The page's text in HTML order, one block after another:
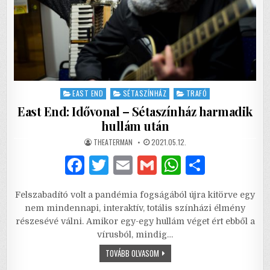
Posted
in
EAST END SÉTASZÍNHÁZ TRAFÓ
East End: Idővonal – Sétaszínház harmadik
hullám után
AUTHOR:
THEATERMAN PUBLISHED
DATE:
2021.05.12.
F
c
e
b
T
it
te
r
E
ai
l
G
ai
l
W
at
s
ar
e
Felszabadító volt a pandémia fogságából újra kitörve egy
nem mindennapi, interaktív, totális színházi élmény
részesévé válni. Amikor egy-egy hullám véget ért ebből a
vírusból, mindig…
TOVÁBB OLVASOMEAST
END: